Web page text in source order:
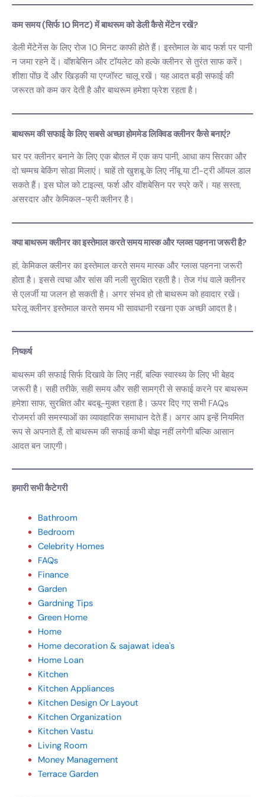
कम समय (सिर्फ 10 मिनट) में बाथरूम को डेली कैसे मेंटेन रखें?
डेली मेंटेनेंस के लिए रोज 10 मिनट काफी होते हैं। इस्तेमाल के बाद फर्श पर पानी
न जमा रहने दें। वॉशबेसिन और टॉयलेट को हल्के क्लीनर से तुरंत साफ करें।
शीशा पोंछ दें और खिड़की या एग्जॉस्ट चालू रखें। यह आदत बड़ी सफाई की
जरूरत को कम कर देती है और बाथरूम हमेशा फ्रेश रहता है।
बाथरूम की सफाई के लिए सबसे अच्छा होममेड लिक्विड क्लीनर कैसे बनाएं?
घर पर क्लीनर बनाने के लिए एक बोतल में एक कप पानी, आधा कप सिरका और
दो चम्मच बेकिंग सोडा मिलाएं। चाहें तो खुशबू के लिए नींबू या टी-ट्री ऑयल डाल
सकते हैं। इस घोल को टाइल्स, फर्श और वॉशबेसिन पर स्प्रे करें। यह सस्ता,
असरदार और केमिकल-फ्री क्लीनर है।
क्या बाथरूम क्लीनर का इस्तेमाल करते समय मास्क और ग्लव्स पहनना जरूरी है?
हां, केमिकल क्लीनर का इस्तेमाल करते समय मास्क और ग्लव्स पहनना जरूरी
होता है। इससे त्वचा और सांस की नली सुरक्षित रहती है। तेज गंध वाले क्लीनर
से एलर्जी या जलन हो सकती है। अगर संभव हो तो बाथरूम को हवादार रखें।
घरेलू क्लीनर इस्तेमाल करते समय भी सावधानी रखना एक अच्छी आदत है।
निष्कर्ष
बाथरूम की सफाई सिर्फ दिखावे के लिए नहीं, बल्कि स्वास्थ्य के लिए भी बेहद
जरूरी है। सही तरीके, सही समय और सही सामग्री से सफाई करने पर बाथरूम
हमेशा साफ, सुरक्षित और बदबू-मुक्त रहता है। ऊपर दिए गए सभी FAQs
रोजमर्रा की समस्याओं का व्यावहारिक समाधान देते हैं। अगर आप इन्हें नियमित
रूप से अपनाते हैं, तो बाथरूम की सफाई कभी बोझ नहीं लगेगी बल्कि आसान
आदत बन जाएगी।
हमारी सभी कैटेगरी
Bathroom
Bedroom
Celebrity Homes
FAQs
Finance
Garden
Gardning Tips
Green Home
Home
Home decoration & sajawat idea's
Home Loan
Kitchen
Kitchen Appliances
Kitchen Design Or Layout
Kitchen Organization
Kitchen Vastu
Living Room
Money Management
Terrace Garden